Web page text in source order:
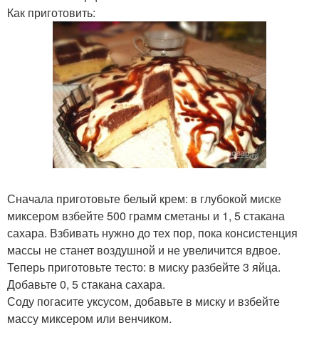
Как приготовить:
Сначала приготовьте белый крем: в глубокой миске
миксером взбейте 500 грамм сметаны и 1, 5 стакана
сахара. Взбивать нужно до тех пор, пока консистенция
массы не станет воздушной и не увеличится вдвое.
Теперь приготовьте тесто: в миску разбейте 3 яйца.
Добавьте 0, 5 стакана сахара.
Соду погасите уксусом, добавьте в миску и взбейте
массу миксером или венчиком.